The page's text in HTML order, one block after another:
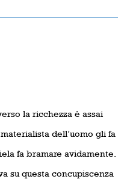
la ricchezza è assai
dell’uomo gli fa
fa bramare avidamente.
su questa concupiscenza